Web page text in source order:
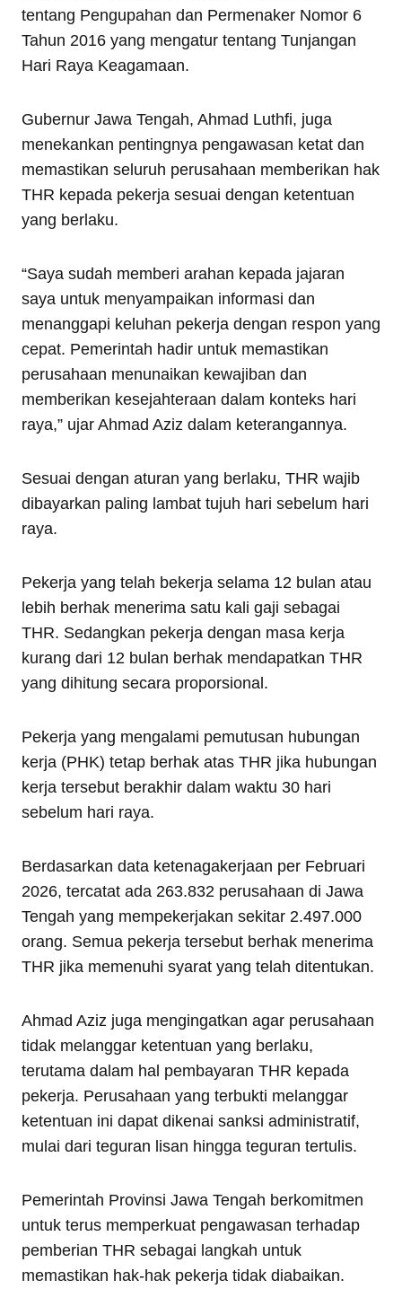
tentang Pengupahan dan Permenaker Nomor 6
Tahun 2016 yang mengatur tentang Tunjangan
Hari Raya Keagamaan.
Gubernur Jawa Tengah, Ahmad Luthfi, juga
menekankan pentingnya pengawasan ketat dan
memastikan seluruh perusahaan memberikan hak
THR kepada pekerja sesuai dengan ketentuan
yang berlaku.
“Saya sudah memberi arahan kepada jajaran
saya untuk menyampaikan informasi dan
menanggapi keluhan pekerja dengan respon yang
cepat. Pemerintah hadir untuk memastikan
perusahaan menunaikan kewajiban dan
memberikan kesejahteraan dalam konteks hari
raya,” ujar Ahmad Aziz dalam keterangannya.
Sesuai dengan aturan yang berlaku, THR wajib
dibayarkan paling lambat tujuh hari sebelum hari
raya.
Pekerja yang telah bekerja selama 12 bulan atau
lebih berhak menerima satu kali gaji sebagai
THR. Sedangkan pekerja dengan masa kerja
kurang dari 12 bulan berhak mendapatkan THR
yang dihitung secara proporsional.
Pekerja yang mengalami pemutusan hubungan
kerja (PHK) tetap berhak atas THR jika hubungan
kerja tersebut berakhir dalam waktu 30 hari
sebelum hari raya.
Berdasarkan data ketenagakerjaan per Februari
2026, tercatat ada 263.832 perusahaan di Jawa
Tengah yang mempekerjakan sekitar 2.497.000
orang. Semua pekerja tersebut berhak menerima
THR jika memenuhi syarat yang telah ditentukan.
Ahmad Aziz juga mengingatkan agar perusahaan
tidak melanggar ketentuan yang berlaku,
terutama dalam hal pembayaran THR kepada
pekerja. Perusahaan yang terbukti melanggar
ketentuan ini dapat dikenai sanksi administratif,
mulai dari teguran lisan hingga teguran tertulis.
Pemerintah Provinsi Jawa Tengah berkomitmen
untuk terus memperkuat pengawasan terhadap
pemberian THR sebagai langkah untuk
memastikan hak-hak pekerja tidak diabaikan.